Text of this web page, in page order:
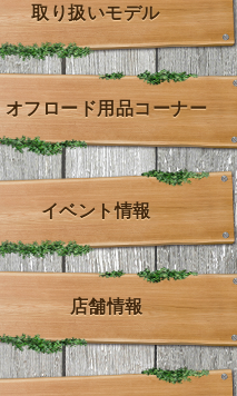
取り扱いモデル
オフロード用品コーナー
イベント情報
店舗情報